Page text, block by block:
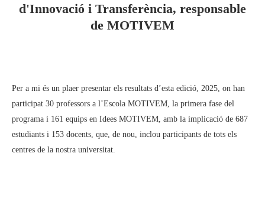
d'Innovació i Transferència, responsable
de MOTIVEM
Per a mi és un plaer presentar els resultats d’esta edició, 2025, on han
participat 30 professors a l’Escola MOTIVEM, la primera fase del
programa i 161 equips en Idees MOTIVEM, amb la implicació de 687
estudiants i 153 docents, que, de nou, inclou participants de tots els
centres de la nostra universitat.